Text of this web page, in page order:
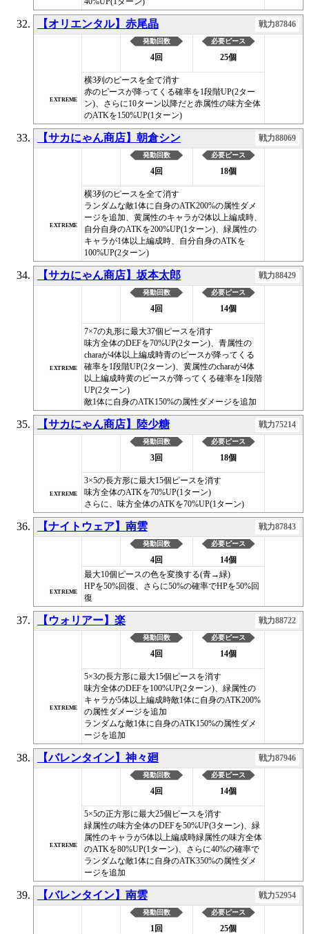
【オリエンタル】赤尾晶 戦力87846
EXTREME
発動回数
4回
必要ピース
25個
横3列のピースを全て消す
赤のピースが降ってくる確率を1段階UP(2ター
ン)、さらに10ターン以降だと赤属性の味方全体
のATKを150%UP(1ターン)
【サカにゃん商店】朝倉シン 戦力88069
EXTREME
発動回数
4回
必要ピース
18個
横3列のピースを全て消す
ランダムな敵1体に自身のATK200%の属性ダメ
ージを追加、黄属性のキャラが2体以上編成時、
自分自身のATKを200%UP(1ターン)、緑属性の
キャラが1体以上編成時、自分自身のATKを
100%UP(2ターン)
【サカにゃん商店】坂本太郎 戦力88429
EXTREME
発動回数
4回
必要ピース
14個
7×7の丸形に最大37個ピースを消す
味方全体のDEFを70%UP(2ターン)、青属性の
charaが4体以上編成時青のピースが降ってくる
確率を1段階UP(2ターン)、黄属性のcharaが4体
以上編成時黄のピースが降ってくる確率を1段階
UP(2ターン)
敵1体に自身のATK150%の属性ダメージを追加
【サカにゃん商店】陸少糖 戦力75214
EXTREME
発動回数
3回
必要ピース
18個
3×5の長方形に最大15個ピースを消す
味方全体のATKを70%UP(1ターン)
さらに、味方全体のATKを70%UP(1ターン)
【ナイトウェア】南雲 戦力87843
EXTREME
発動回数
4回
必要ピース
14個
最大10個ピースの色を変換する(青→緑)
HPを50%回復、さらに50%の確率でHPを50%回
復
【ウォリアー】楽 戦力88722
EXTREME
発動回数
4回
必要ピース
14個
5×3の長方形に最大15個ピースを消す
味方全体のDEFを100%UP(2ターン)、緑属性の
キャラが5体以上編成時敵1体に自身のATK200%
の属性ダメージを追加
ランダムな敵1体に自身のATK150%の属性ダメ
ージを追加
【バレンタイン】神々廻 戦力87946
EXTREME
発動回数
4回
必要ピース
14個
5×5の正方形に最大25個ピースを消す
緑属性の味方全体のDEFを50%UP(3ターン)、緑
属性のキャラが5体以上編成時緑属性の味方全体
のATKを80%UP(1ターン)、さらに40%の確率で
ランダムな敵1体に自身のATK350%の属性ダメ
ージを追加
【バレンタイン】南雲 戦力52954
発動回数
1回
必要ピース
25個